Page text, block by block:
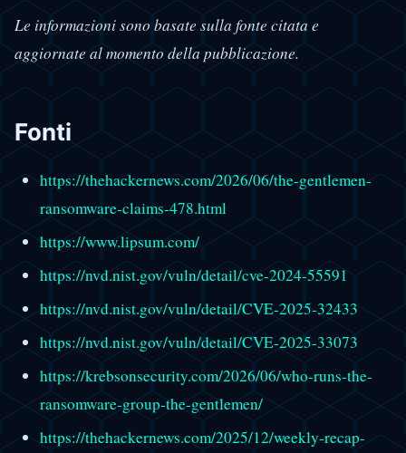
Le informazioni sono basate sulla fonte citata e
aggiornate al momento della pubblicazione.
Fonti
https://thehackernews.com/2026/06/the-gentlemen-
ransomware-claims-478.html
https://www.lipsum.com/
https://nvd.nist.gov/vuln/detail/cve-2024-55591
https://nvd.nist.gov/vuln/detail/CVE-2025-32433
https://nvd.nist.gov/vuln/detail/CVE-2025-33073
https://krebsonsecurity.com/2026/06/who-runs-the-
ransomware-group-the-gentlemen/
https://thehackernews.com/2025/12/weekly-recap-